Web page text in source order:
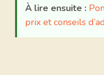
À lire ensuite :
prix et conseils